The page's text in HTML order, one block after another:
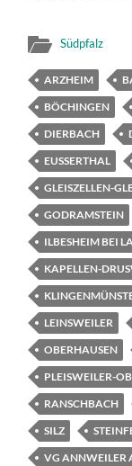
Südpfalz
ARZHEIM
BÖCHINGEN
DIERBACH
EUSSERTHAL
GLEISZELLEN-
GODRAMSTEIN
ILBESHEIM BEI
KAPELLEN-
LEINSWEILER
OBERHAUSEN
PLEISWEILER-
RANSCHBACH
SILZ
VG ANNWEILER